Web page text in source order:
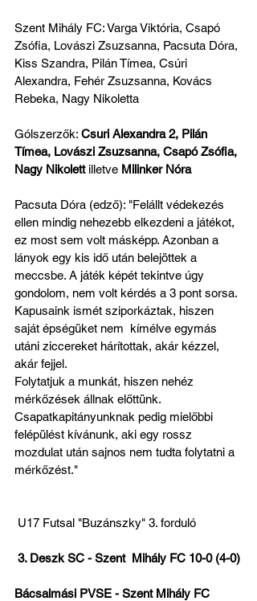
Szent Mihály FC: Varga Viktória, Csapó
Zsófia, Lovászi Zsuzsanna, Pacsuta Dóra,
Kiss Szandra, Pilán Tímea, Csúri
Alexandra, Fehér Zsuzsanna, Kovács
Rebeka, Nagy Nikoletta
Gólszerzők: Csuri Alexandra 2, Pilán
Tímea, Lovászi Zsuzsanna, Csapó Zsófia,
Nagy Nikolett illetve Milinker Nóra
Pacsuta Dóra (edző): "Felállt védekezés
ellen mindig nehezebb elkezdeni a játékot,
ez most sem volt másképp. Azonban a
lányok egy kis idő után belejöttek a
meccsbe. A játék képét tekintve úgy
gondolom, nem volt kérdés a 3 pont sorsa.
Kapusaink ismét sziporkáztak, hiszen
saját épségüket nem  kímélve egymás
utáni ziccereket hárítottak, akár kézzel,
akár fejjel.
Folytatjuk a munkát, hiszen nehéz
mérkőzések állnak előttünk.
Csapatkapitányunknak pedig mielőbbi
felépülést kívánunk, aki egy rossz
mozdulat után sajnos nem tudta folytatni a
mérkőzést."
U17 Futsal "Buzánszky" 3. forduló
3. Deszk SC - Szent  Mihály FC 10-0 (4-0)
Bácsalmási PVSE - Szent Mihály FC